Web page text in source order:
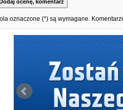
oznaczone (*) są wymagane.